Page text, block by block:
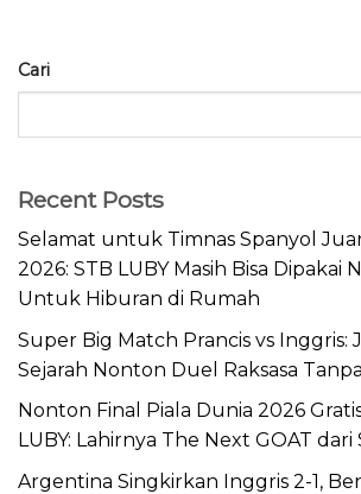
Cari
Recent Posts
Selamat untuk Timnas Spanyol
2026: STB LUBY Masih Bisa Dipakai
Untuk Hiburan di Rumah
Super Big Match Prancis vs Inggris:
Sejarah Nonton Duel Raksasa
Nonton Final Piala Dunia 2026
LUBY: Lahirnya The Next GOAT dari
Argentina Singkirkan Inggris 2-1,